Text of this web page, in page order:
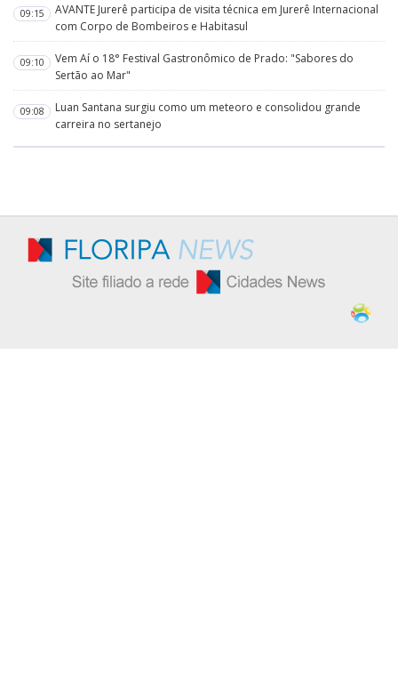
09:15
AVANTE Jurerê participa de visita técnica em Jurerê Internacional
com Corpo de Bombeiros e Habitasul
09:10
Vem Aí o 18° Festival Gastronômico de Prado: "Sabores do
Sertão ao Mar"
09:08
Luan Santana surgiu como um meteoro e consolidou grande
carreira no sertanejo